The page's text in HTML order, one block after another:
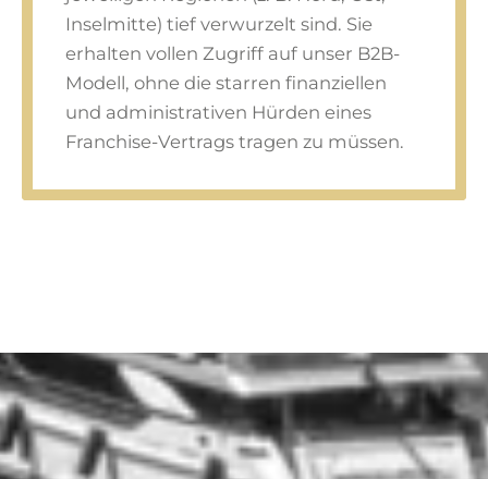
Inselmitte) tief verwurzelt sind. Sie
erhalten vollen Zugriff auf unser B2B-
Modell, ohne die starren finanziellen
und administrativen Hürden eines
Franchise-Vertrags tragen zu müssen.